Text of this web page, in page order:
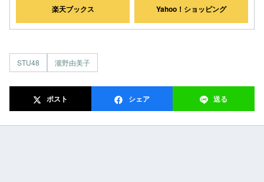
楽天ブックス Yahoo！ショッピング
STU48 瀧野由美子
ポスト シェア 送る